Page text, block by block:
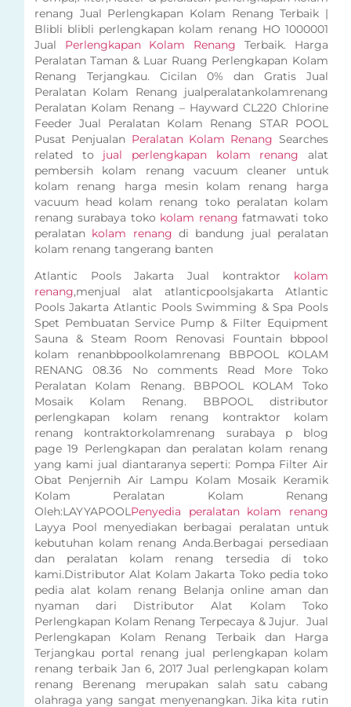
renang Jual Perlengkapan Kolam Renang Terbaik |
Blibli blibli perlengkapan kolam renang HO 1000001
Jual Perlengkapan Kolam Renang Terbaik. Harga
Peralatan Taman & Luar Ruang Perlengkapan Kolam
Renang Terjangkau. Cicilan 0% dan Gratis Jual
Peralatan Kolam Renang jualperalatankolamrenang
Peralatan Kolam Renang – Hayward CL220 Chlorine
Feeder Jual Peralatan Kolam Renang STAR POOL
Pusat Penjualan Peralatan Kolam Renang Searches
related to jual perlengkapan kolam renang alat
pembersih kolam renang vacuum cleaner untuk
kolam renang harga mesin kolam renang harga
vacuum head kolam renang toko peralatan kolam
renang surabaya toko kolam renang fatmawati toko
peralatan kolam renang di bandung jual peralatan
kolam renang tangerang banten
Atlantic Pools Jakarta Jual kontraktor kolam
renang,menjual alat atlanticpoolsjakarta Atlantic
Pools Jakarta Atlantic Pools Swimming & Spa Pools
Spet Pembuatan Service Pump & Filter Equipment
Sauna & Steam Room Renovasi Fountain bbpool
kolam renanbbpoolkolamrenang BBPOOL KOLAM
RENANG 08.36 No comments Read More Toko
Peralatan Kolam Renang. BBPOOL KOLAM Toko
Mosaik Kolam Renang. BBPOOL distributor
perlengkapan kolam renang kontraktor kolam
renang kontraktorkolamrenang surabaya p blog
page 19 Perlengkapan dan peralatan kolam renang
yang kami jual diantaranya seperti: Pompa Filter Air
Obat Penjernih Air Lampu Kolam Mosaik Keramik
Kolam Peralatan Kolam Renang
Oleh:LAYYAPOOLPenyedia peralatan kolam renang
Layya Pool menyediakan berbagai peralatan untuk
kebutuhan kolam renang Anda.Berbagai persediaan
dan peralatan kolam renang tersedia di toko
kami.Distributor Alat Kolam Jakarta Toko pedia toko
pedia alat kolam renang Belanja online aman dan
nyaman dari Distributor Alat Kolam Toko
Perlengkapan Kolam Renang Terpecaya & Jujur. Jual
Perlengkapan Kolam Renang Terbaik dan Harga
Terjangkau portal renang jual perlengkapan kolam
renang terbaik Jan 6, 2017 Jual perlengkapan kolam
renang Berenang merupakan salah satu cabang
olahraga yang sangat menyenangkan. Jika kita rutin